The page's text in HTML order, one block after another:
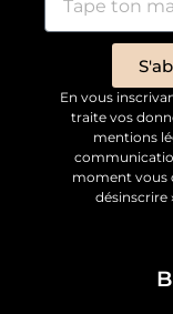
En vous
traite vos
mentions
moment vous
désinscrire